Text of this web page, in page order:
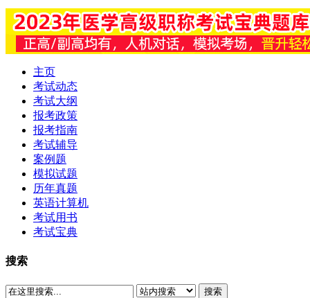
主页
考试动态
考试大纲
报考政策
报考指南
考试辅导
案例题
模拟试题
历年真题
英语计算机
考试用书
考试宝典
搜索
搜索